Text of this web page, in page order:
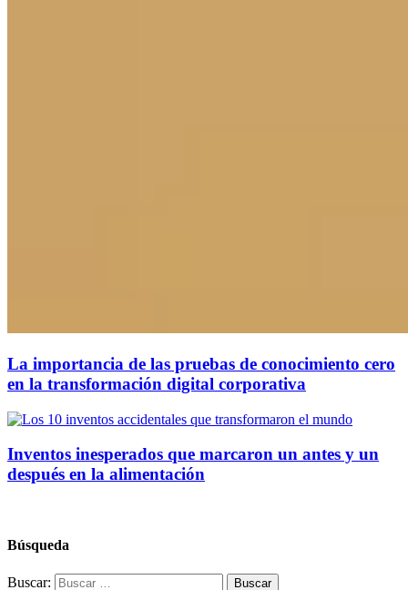
La importancia de las pruebas de conocimiento cero
en la transformación digital corporativa
Inventos inesperados que marcaron un antes y un
después en la alimentación
Búsqueda
Buscar: